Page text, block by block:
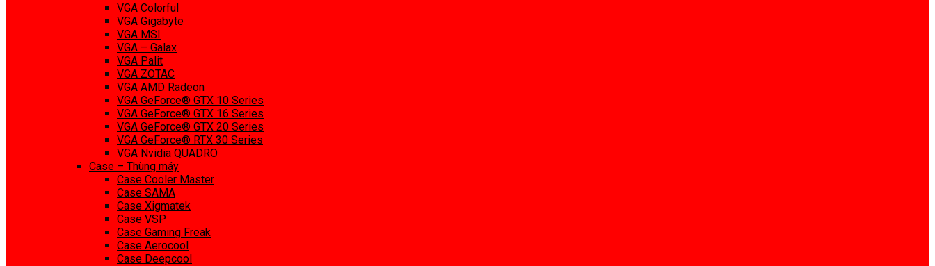
VGA Colorful
VGA Gigabyte
VGA MSI
VGA – Galax
VGA Palit
VGA ZOTAC
VGA AMD Radeon
VGA GeForce® GTX 10 Series
VGA GeForce® GTX 16 Series
VGA GeForce® GTX 20 Series
VGA GeForce® RTX 30 Series
VGA Nvidia QUADRO
Case – Thùng máy
Case Cooler Master
Case SAMA
Case Xigmatek
Case VSP
Case Gaming Freak
Case Aerocool
Case Deepcool